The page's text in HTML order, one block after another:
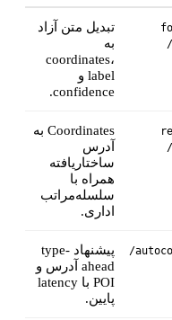
/
تبدیل متن آزاد
به
coordinates،
label و
confidence.
/
Coordinates به
آدرس
ساختاریافته
همراه با
سلسله‌مراتب
اداری.
پیشنهاد type-
ahead آدرس و
POI با latency
پایین.